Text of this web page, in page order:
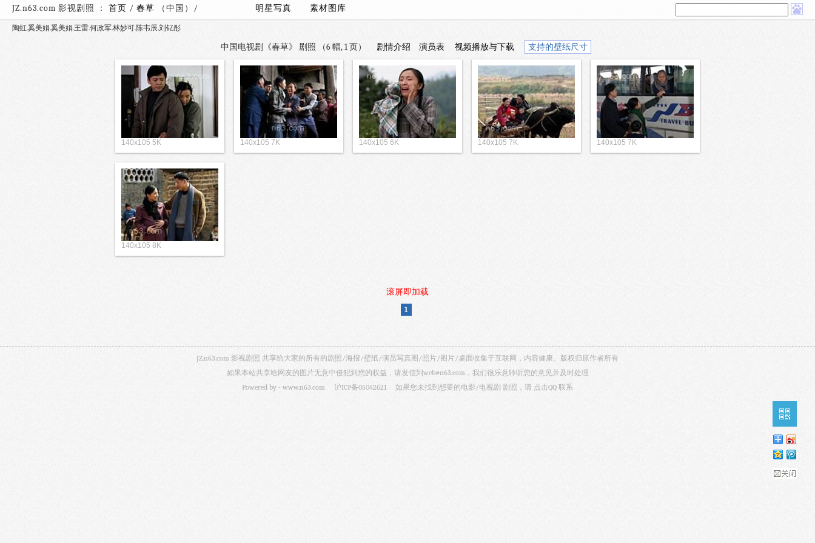
JZ.n63.com 影视剧照 ： 首页 / 春草 （中国）/ 明星写真 素材图库
陶虹.奚美娟.奚美娟.王雷.何政军.林妙可.陈韦辰.刘钇彤
中国电视剧《春草》 剧照 （6 幅, 1 页） 剧情介绍 演员表 视频播放与下载 支持的壁纸尺寸
140x105 5K 140x105 7K 140x105 6K 140x105 7K 140x105 7K
140x105 8K
滚屏即加载
1
JZ.n63.com 影视剧照 共享给大家的所有的剧照/海报/壁纸/演员写真图/照片/图片/桌面收集于互联网，内容健康。版权归原作者所有
如果本站共享给网友的图片无意中侵犯到您的权益，请发信到web#n63.com，我们很乐意聆听您的意见并及时处理
Powered by - www.n63.com 沪ICP备05042621 如果您未找到想要的电影/电视剧 剧照，请 点击QQ 联系